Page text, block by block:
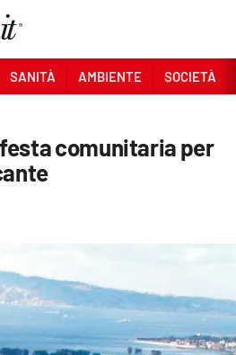
SANITÀ AMBIENTE SOCIETÀ
comunitaria per